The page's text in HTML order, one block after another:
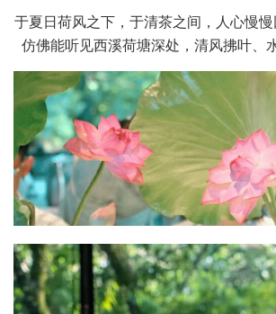
于夏日荷风之下，于清茶之间，人心慢慢
仿佛能听见西溪荷塘深处，清风拂叶、